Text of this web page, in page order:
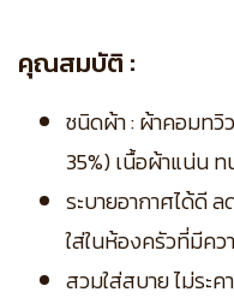
คุณสมบัติ :
ชนิดผ้า : ผ้าคอมทวิ
35%) เนื้อผ้าแน่น ท
ระบายอากาศได้ดี
ใส่ในห้องครัวที่มีคว
สวมใส่สบาย ไม่ระ